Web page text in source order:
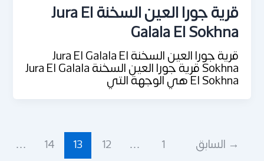
قرية جورا العين السخنة Jura El
Galala El Sokhna
قرية جورا العين السخنة Jura El Galala El
Sokhna قرية جورا العين السخنة Jura El Galala
El Sokhna هي الوجهة التي
→ السابق 1
…
12
13
14
…